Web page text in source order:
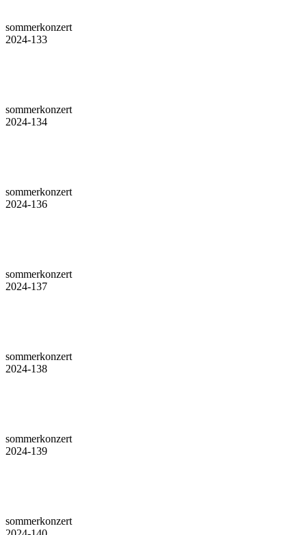
sommerkonzert
2024-133
sommerkonzert
2024-134
sommerkonzert
2024-136
sommerkonzert
2024-137
sommerkonzert
2024-138
sommerkonzert
2024-139
sommerkonzert